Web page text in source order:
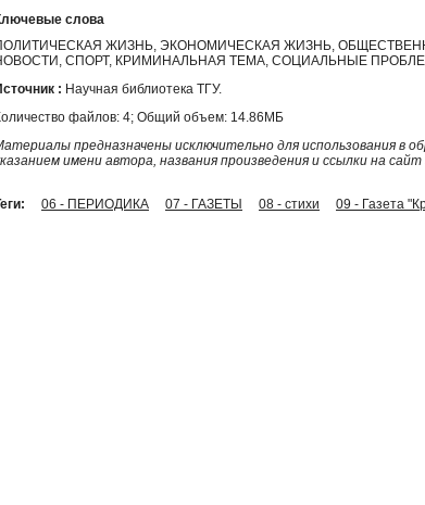
слова
ЖИЗНЬ, ЭКОНОМИЧЕСКАЯ ЖИЗНЬ,
СПОРТ, КРИМИНАЛЬНАЯ ТЕМА, СОЦИАЛЬНЫЕ
: Научная библиотека ТГУ.
файлов: 4; Общий объем: 14.86МБ
предназначены исключительно для использования в
имени автора, названия произведения и ссылки на
06 - ПЕРИОДИКА 07 - ГАЗЕТЫ 08 - стихи 09 - Газета